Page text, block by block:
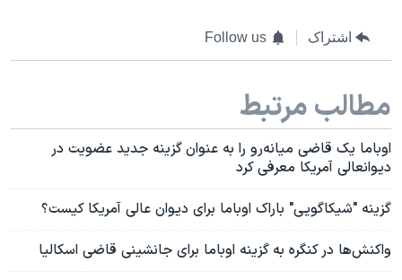
اشتراک Follow us
مطالب مرتبط
اوباما یک قاضی میانه‌رو را به عنوان گزینه جدید عضویت در
دیوانعالی آمریکا معرفی کرد
گزینه "شیکاگویی" باراک اوباما برای دیوان عالی آمریکا کیست؟
واکنش‌ها در کنگره به گزینه اوباما برای جانشینی قاضی اسکالیا